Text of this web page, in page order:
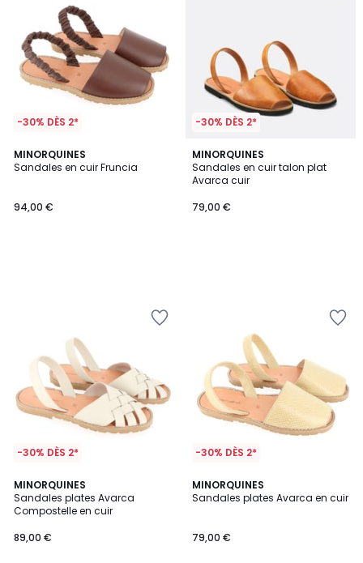
-30% DÈS 2*
MINORQUINES
Sandales en cuir Fruncia
94,00 €
-30% DÈS 2*
MINORQUINES
Sandales en cuir talon plat
Avarca cuir
79,00 €
-30% DÈS 2*
MINORQUINES
Sandales plates Avarca
Compostelle en cuir
89,00 €
-30% DÈS 2*
MINORQUINES
Sandales plates Avarca en cuir
79,00 €